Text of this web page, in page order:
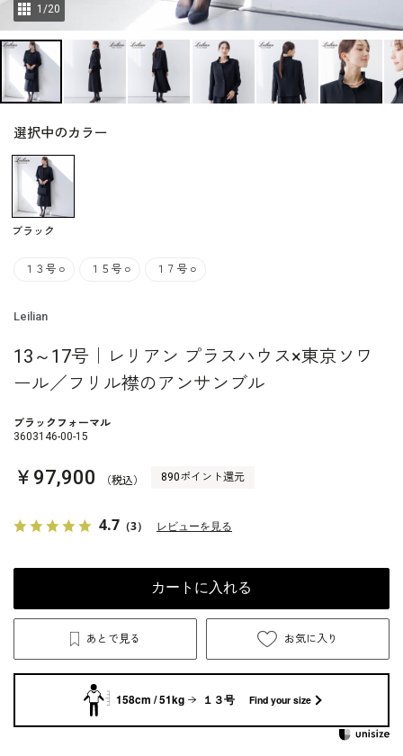
1 /20
選択中のカラー
ブラック
１３号 ○ １５号 ○ １７号 ○
Leilian
13～17号｜レリアン プラスハウス×東京ソワ
ール／フリル襟のアンサンブル
ブラックフォーマル
3603146-00-15
￥97,900 （税込） 890ポイント還元
4.7 （3） レビューを見る
カートに入れる
あとで見る お気に入り
158cm / 51kg １３号 Find your size